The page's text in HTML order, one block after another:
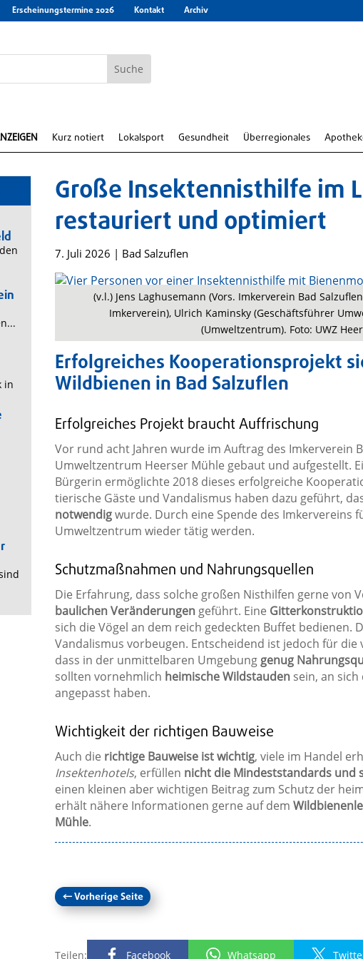
Erscheinungstermine 2026 Kontakt Archiv
Kurz notiert Lokalsport Gesundheit Überregionales
in
Große Insektennisthilfe im
restauriert und optimiert
7. Juli 2026 | Bad Salzuflen
(v.l.) Jens Laghusemann (Vors. Imkerverein Bad
Imkerverein), Ulrich Kaminsky (Geschäftsführer
(Umweltzentrum). Foto: UWZ
Erfolgreiches Kooperationsprojekt
Wildbienen in Bad Salzuflen
Erfolgreiches Projekt braucht Auffrischung
Vor rund acht Jahren wurde im Auftrag des Imkerverein
Umweltzentrum Heerser Mühle gebaut und aufgestellt.
Bürgerin ermöglichte 2018 dieses erfolgreiche
tierische Gäste und Vandalismus haben dazu geführt,
notwendigwurde. Durch eine Spende des Imkervereins
Umweltzentrum wieder tätig werden.
Schutzmaßnahmen und Nahrungsquellen
Die Erfahrung, dass solche großen Nisthilfen gerne von
baulichen Veränderungengeführt. Eine
sich die Vögel an dem reich gedeckten Buffet bedienen.
Vandalismus vorbeugen. Entscheidend ist jedoch für die
dass in der unmittelbaren Umgebung genug
sollten vornehmlich heimische Wildstaudensein, an sich
angepasst haben.
Wichtigkeit der richtigen Bauweise
Auch die richtige Bauweise ist wichtig, viele im Handel
Insektenhotels, erfüllen nicht die Mindeststandards und
einen kleinen aber wichtigen Beitrag zum Schutz der
erhält nähere Informationen gerne auf dem
Mühle.
←Vorherige Seite
Teilen: Facebook Whatsapp